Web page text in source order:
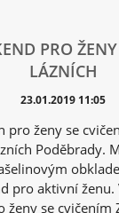
PRO
LÁZNÍCH
23.01.2019 11:05
pro ženy se
Poděbrady.
pro aktivní ženu.
ženy se cvičením